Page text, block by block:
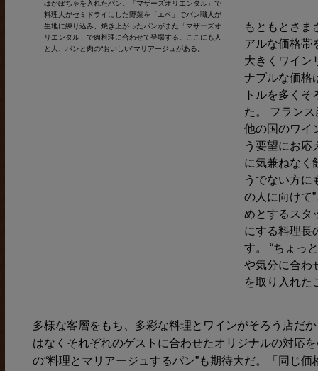
はかぼちゃを入れたパン。「マザーズオリエンタル」で
料理人がセミドライにした野菜を「エペ」でパン職人が
生地に練り込み、焼き上がったパンがまた「マザーズオ
リエンタル」で肉料理に合わせて登場する。ここにも人
と人、パンと肉の“おいしい”マリアージュがある。
もともとさま
アルな価格帯
大きくワイン
ナブルな価格
トルを多く
た。 フラン
他の国のワイ
う要望にお応
に気兼ねなく
うでない方に
の人に向けて
めとするスタ
にする料理長
す。 “ちょっ
や気分に合わ
を取り入れた
多様な客層をもち、多彩な料理とワインがそろう店だ
はなくそれぞれのゲストに合わせたオリジナルの対応
の“料理とマリアージュするパン”も期待大だ。「同じ